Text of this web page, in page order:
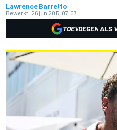
Lawrence Barretto
Bewerkt: 26 jun 2017, 07:57
TOEVOEGEN ALS